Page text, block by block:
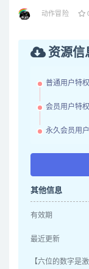
动作冒险
资源信
普通用户特权
会员用户特权
永久会员用户
其他信息
有效期
最近更新
【六位的数字是